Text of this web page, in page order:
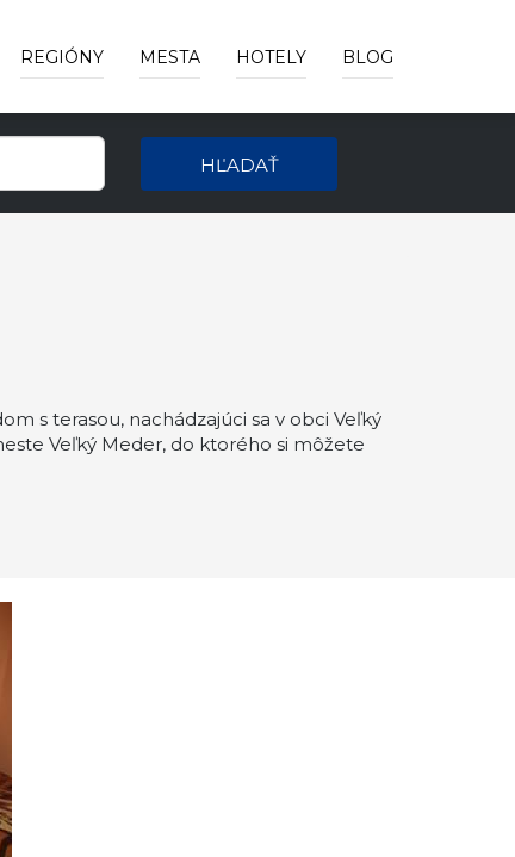
REGIÓNY MESTA HOTELY BLOG
HĽADAŤ
s terasou, nachádzajúci sa v obci Veľký
Veľký Meder, do ktorého si môžete